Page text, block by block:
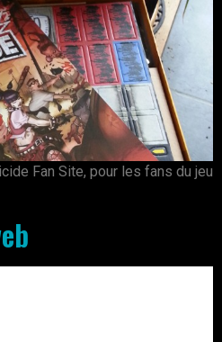
Fan Site, pour les fans du jeu